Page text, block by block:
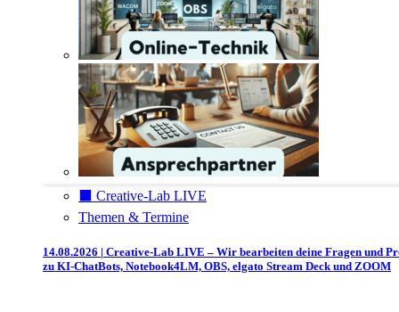
⬛️ Creative-Lab LIVE
Themen & Termine
14.08.2026 | Creative-Lab LIVE – Wir bearbeiten deine Fragen und
zu KI-ChatBots, Notebook4LM, OBS, elgato Stream Deck und ZOOM